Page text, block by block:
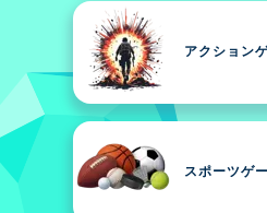
アクション
スポーツゲ